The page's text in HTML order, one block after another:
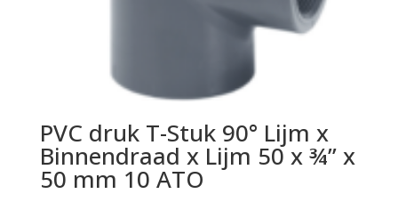
PVC druk T-Stuk 90° Lijm x
Binnendraad x Lijm 50 x ¾” x
50 mm 10 ATO